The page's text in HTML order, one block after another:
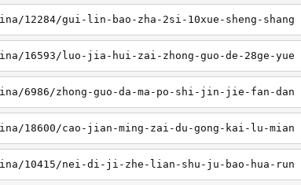
12284/gui-lin-bao-zha-2si-10xue-sheng-shang
16593/luo-jia-hui-zai-zhong-guo-de-28ge-yue
6986/zhong-guo-da-ma-po-shi-jin-jie-fan-dan
18600/cao-jian-ming-zai-du-gong-kai-lu-mian
10415/nei-di-ji-zhe-lian-shu-ju-bao-hua-run